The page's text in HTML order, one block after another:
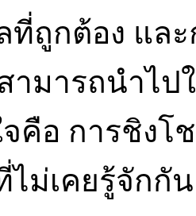
ที่ถูกต้อง แล
ามารถนำไป
คือ การชิงโ
ไม่เคยรู้จักกัน